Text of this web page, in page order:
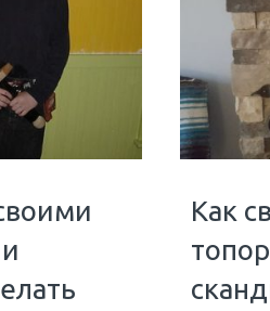
Как